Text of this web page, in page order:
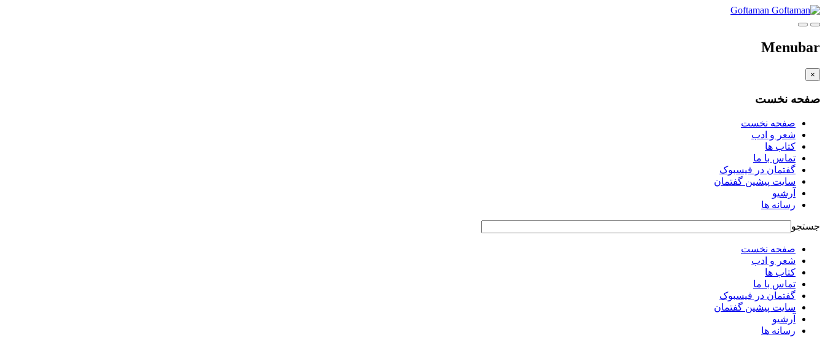
Goftaman
Menubar
×
صفحه نخست
صفحه نخست
شعر و ادب
کتاب ها
تماس با ما
گفتمان در فیسبوک
سایت پیشین گفتمان
آرشیو
رسانه ها
جستجو
صفحه نخست
شعر و ادب
کتاب ها
تماس با ما
گفتمان در فیسبوک
سایت پیشین گفتمان
آرشیو
رسانه ها